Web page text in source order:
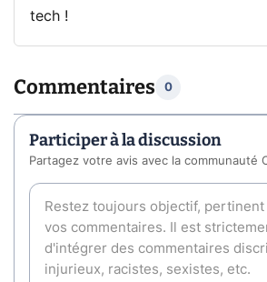
tech !
Commentaires 0
Participer à la discussion
Partagez votre avis avec la communauté